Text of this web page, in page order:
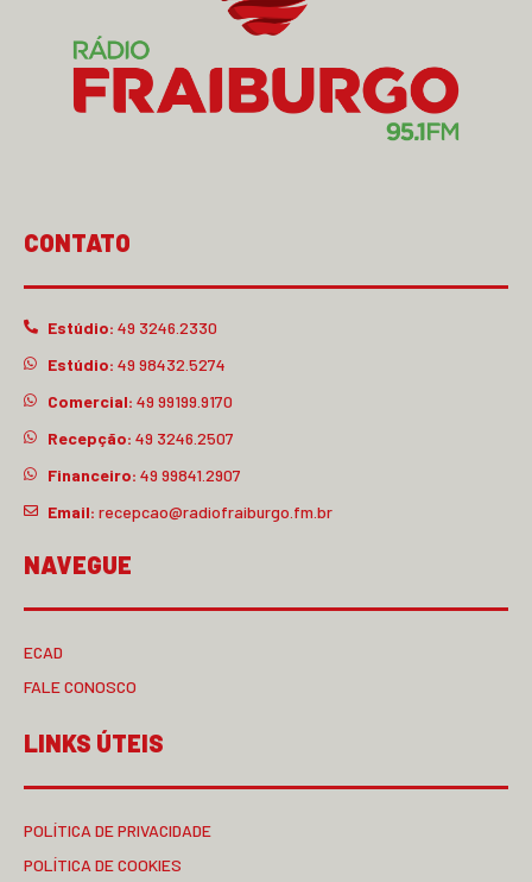
CONTATO
Estúdio: 49 3246.2330
Estúdio: 49 98432.5274
Comercial: 49 99199.9170
Recepção: 49 3246.2507
Financeiro: 49 99841.2907
Email: recepcao@radiofraiburgo.fm.br
NAVEGUE
ECAD
FALE CONOSCO
LINKS ÚTEIS
POLÍTICA DE PRIVACIDADE
POLÍTICA DE COOKIES